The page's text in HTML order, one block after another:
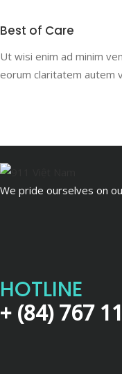
Best of Care
Ut wisi enim ad minim
eorum claritatem autem
We pride ourselves on
HOTLINE
+ (84) 767